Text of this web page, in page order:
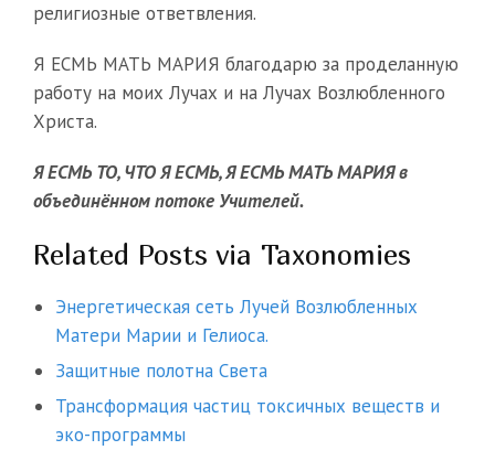
религиозные ответвления.
Я ЕСМЬ МАТЬ МАРИЯ благодарю за проделанную
работу на моих Лучах и на Лучах Возлюбленного
Христа.
Я ЕСМЬ ТО, ЧТО Я ЕСМЬ, Я ЕСМЬ МАТЬ МАРИЯ в
объединённом потоке Учителей.
Related Posts via Taxonomies
Энергетическая сеть Лучей Возлюбленных
Матери Марии и Гелиоса.
Защитные полотна Света
Трансформация частиц токсичных веществ и
эко-программы